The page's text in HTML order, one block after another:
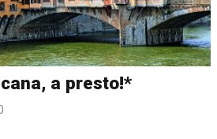
a presto!*